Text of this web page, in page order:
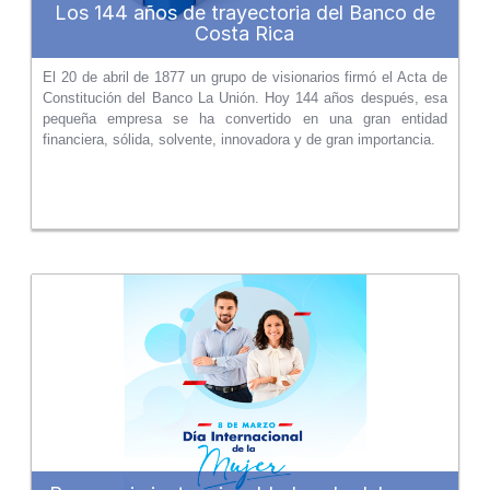
Los 144 años de trayectoria del Banco de
Costa Rica
El 20 de abril de 1877 un grupo de visionarios firmó el Acta de
Constitución del Banco La Unión. Hoy 144 años después, esa
pequeña empresa se ha convertido en una gran entidad
financiera, sólida, solvente, innovadora y de gran importancia.